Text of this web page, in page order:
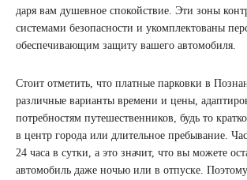
даря вам душевное спокойствие. Эти зоны
системами безопасности и укомплектованы
обеспечивающим защиту вашего автомобиля.
Стоит отметить, что платные парковки в
различные варианты времени и цены,
потребностям путешественников, будь то
в центр города или длительное пребывание.
24 часа в сутки, а это значит, что вы можете
автомобиль даже ночью или в отпуске.